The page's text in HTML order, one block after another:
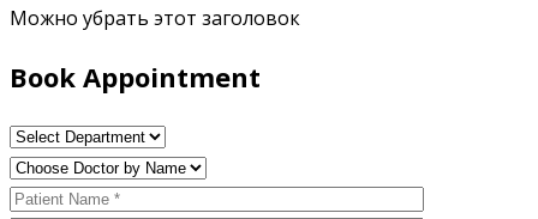
Можно убрать этот заголовок
Book Appointment